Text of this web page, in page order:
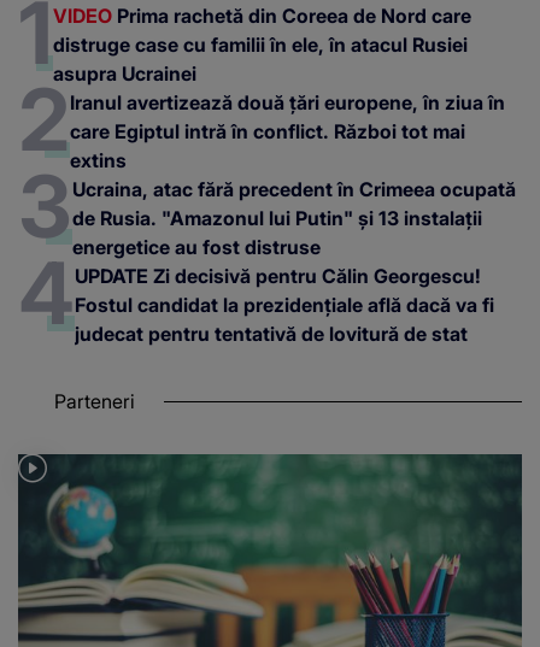
VIDEO Prima rachetă din Coreea de Nord care
distruge case cu familii în ele, în atacul Rusiei
asupra Ucrainei
Iranul avertizează două țări europene, în ziua în
care Egiptul intră în conflict. Război tot mai
extins
Ucraina, atac fără precedent în Crimeea ocupată
de Rusia. "Amazonul lui Putin" și 13 instalații
energetice au fost distruse
UPDATE Zi decisivă pentru Călin Georgescu!
Fostul candidat la prezidențiale află dacă va fi
judecat pentru tentativă de lovitură de stat
Parteneri